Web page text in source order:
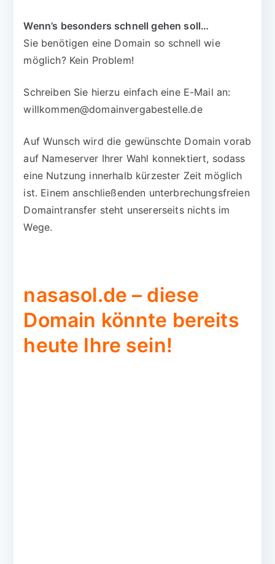
Wenn’s besonders schnell gehen soll…
Sie benötigen eine Domain so schnell wie
möglich? Kein Problem!
Schreiben Sie hierzu einfach eine E-Mail an:
willkommen@domainvergabestelle.de
Auf Wunsch wird die gewünschte Domain vorab
auf Nameserver Ihrer Wahl konnektiert, sodass
eine Nutzung innerhalb kürzester Zeit möglich
ist. Einem anschließenden unterbrechungsfreien
Domaintransfer steht unsererseits nichts im
Wege.
nasasol.de – diese
Domain könnte bereits
heute Ihre sein!